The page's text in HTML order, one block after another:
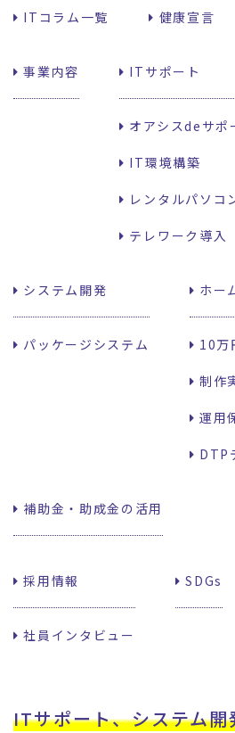
ITコラム一覧 健康宣言
事業内容 ITサポート
オアシスdeサポ
IT環境構築
レンタルパソコ
テレワーク導入
システム開発
パッケージシステム
ホー
10万
制作
運用
DTP
補助金・助成金の活用
採用情報
社員インタビュー
SDGs
ITサポート、システム